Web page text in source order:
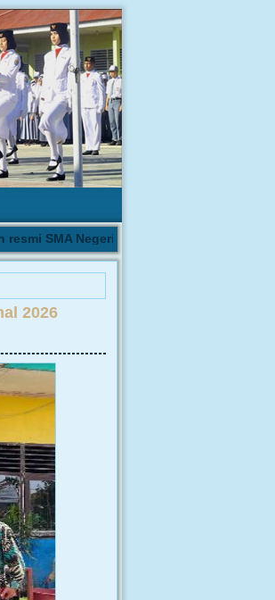
SMA Negeri 1 Biau | Pengumuman
2026